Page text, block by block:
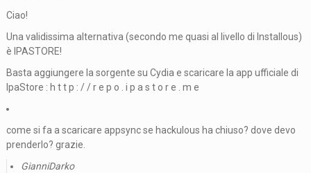
Ciao!
Una validissima alternativa (secondo me quasi al livello di Installous)
è IPASTORE!
Basta aggiungere la sorgente su Cydia e scaricare la app ufficiale di
IpaStore : h t t p : / / r e p o . i p a s t o r e . m e
come si fa a scaricare appsync se hackulous ha chiuso? dove devo
prenderlo? grazie.
GianniDarko